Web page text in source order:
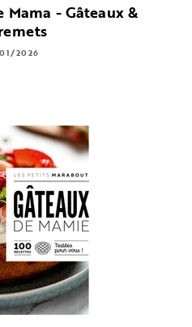
Mama - Gâteaux &
2026